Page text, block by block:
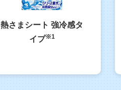
熱さまシート 強冷感タ
イプ※1